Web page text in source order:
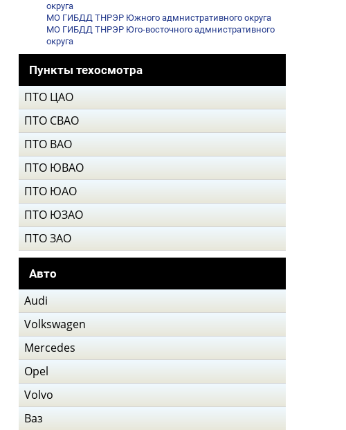
округа
МО ГИБДД ТНРЭР Южного адмнистративного округа
МО ГИБДД ТНРЭР Юго-восточного адмнистративного
округа
Пункты техосмотра
ПТО ЦАО
ПТО СВАО
ПТО ВАО
ПТО ЮВАО
ПТО ЮАО
ПТО ЮЗАО
ПТО ЗАО
Авто
Audi
Volkswagen
Mercedes
Opel
Volvo
Ваз